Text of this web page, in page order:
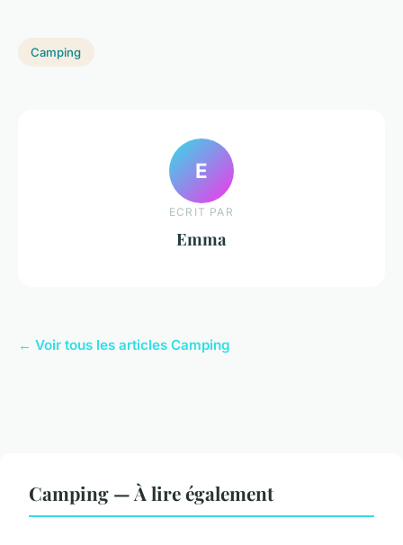
Camping
E
ECRIT PAR
Emma
← Voir tous les articles Camping
Camping — À lire également